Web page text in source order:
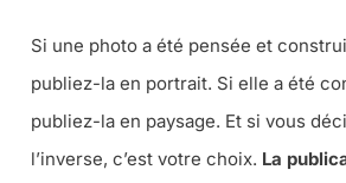
Si une photo a été pensée et
publiez-la en portrait. Si elle a été
publiez-la en paysage. Et si vous
l’inverse, c’est votre choix. La